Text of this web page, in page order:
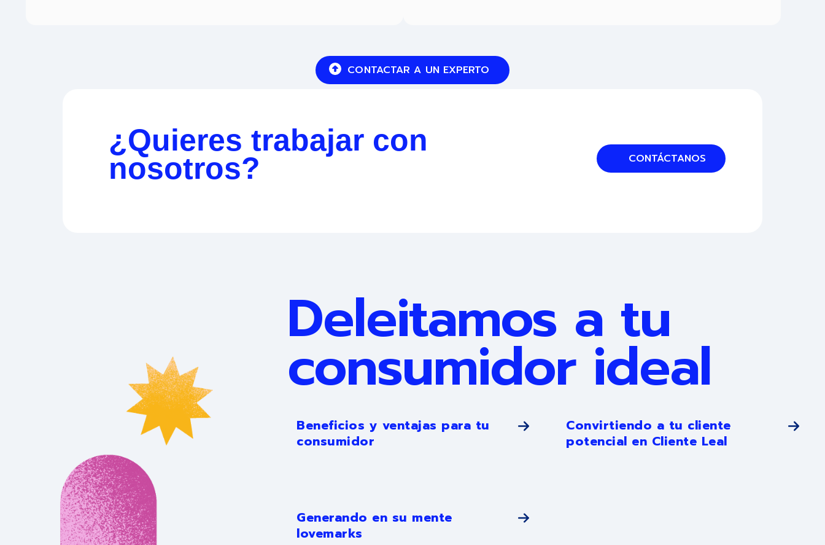
CONTACTAR A UN EXPERTO
¿Quieres trabajar con
nosotros?
CONTÁCTANOS
Deleitamos a tu
consumidor ideal
Beneficios y ventajas para tu
consumidor
Convirtiendo a tu cliente
potencial en Cliente Leal
Generando en su mente
lovemarks